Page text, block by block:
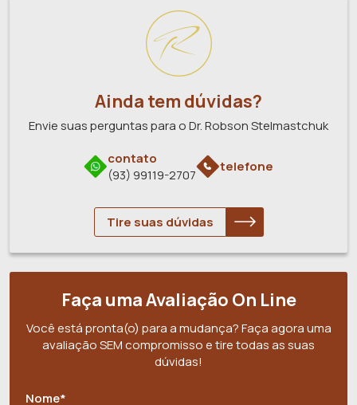
Ainda tem dúvidas?
Envie suas perguntas para o Dr. Robson Stelmastchuk
contato
(93) 99119-2707
telefone
Tire suas dúvidas
Faça uma Avaliação On Line
Você está pronta(o) para a mudança? Faça agora uma
avaliação SEM compromisso e tire todas as suas
dúvidas!
Nome*